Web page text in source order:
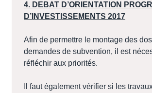
4. DEBAT D’ORIENTATION
D’INVESTISSEMENTS 2017
Afin de permettre le montage des
demandes de subvention, il est
réfléchir aux priorités.
Il faut également vérifier si les